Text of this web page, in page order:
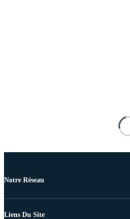
Notre Réseau
Liens Du Site